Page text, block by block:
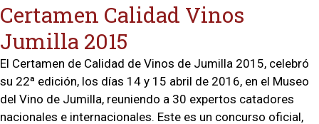
Certamen Calidad Vinos
Jumilla 2015
El Certamen de Calidad de Vinos de Jumilla 2015, celebró
su 22ª edición, los días 14 y 15 abril de 2016, en el Museo
del Vino de Jumilla, reuniendo a 30 expertos catadores
nacionales e internacionales. Este es un concurso oficial,